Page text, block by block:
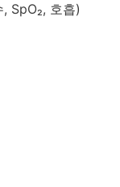
SpO₂, 호흡)